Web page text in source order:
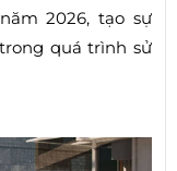
2026, tạo sự
quá trình sử